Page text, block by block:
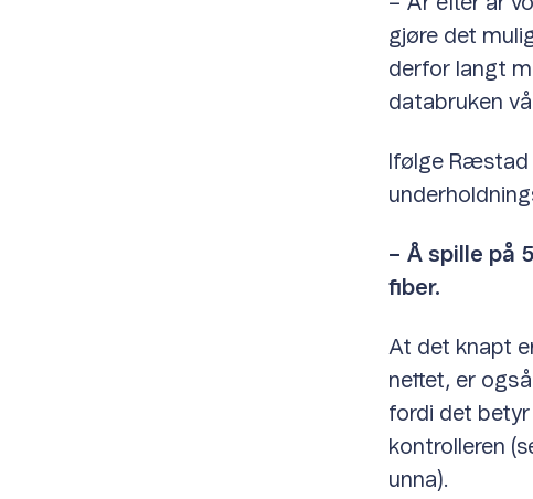
gjøre det
derfor langt
databruken
Ifølge Ræstad
– Å spille på
fiber.
At det knapt
nettet, er
fordi det
kontrolleren
unna).